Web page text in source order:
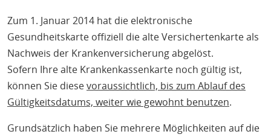
Zum 1. Januar 2014 hat die elektronische
Gesundheitskarte offiziell die alte Versichertenkarte als
Nachweis der Krankenversicherung abgelöst.
Sofern Ihre alte Krankenkassenkarte noch gültig ist,
können Sie diesevoraussichtlich, bis zum Ablauf des
Gültigkeitsdatums, weiter wie gewohnt benutzen.
Grundsätzlich haben Sie mehrere Möglichkeiten auf die